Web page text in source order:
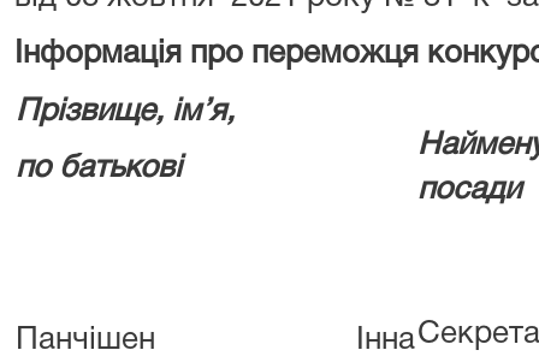
Інформація про переможця
Прізвище, ім’я,
по батькові
посади
Панчішен Інна